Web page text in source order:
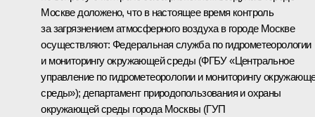
Москве доложено, что в настоящее время контроль
за загрязнением атмосферного воздуха в городе Москве
осуществляют: Федеральная служба по гидрометеорологии
и мониторингу окружающей среды (ФГБУ «Центральное
управление по гидрометеорологии и мониторингу
среды»); департамент природопользования и охраны
окружающей среды города Москвы (ГУП